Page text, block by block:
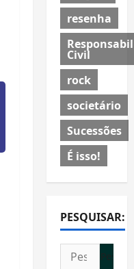
resenha
Civil
rock
societário
Sucessões
É isso!
PESQUISAR:
Pesquisar